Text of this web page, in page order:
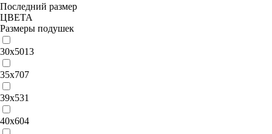
Последний размер
ЦВЕТА
Размеры подушек
30х5013
35х707
39x531
40x604